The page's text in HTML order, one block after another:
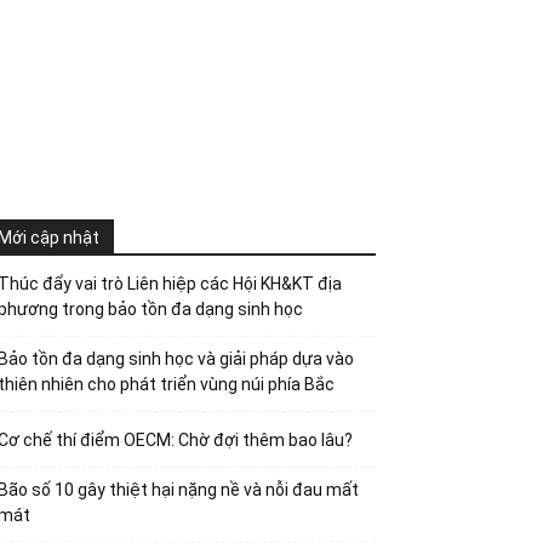
cập nhật
đẩy vai trò Liên hiệp các Hội KH&KT địa
trong bảo tồn đa dạng sinh học
tồn đa dạng sinh học và giải pháp dựa vào
nhiên cho phát triển vùng núi phía Bắc
chế thí điểm OECM: Chờ đợi thêm bao lâu?
số 10 gây thiệt hại nặng nề và nỗi đau mất